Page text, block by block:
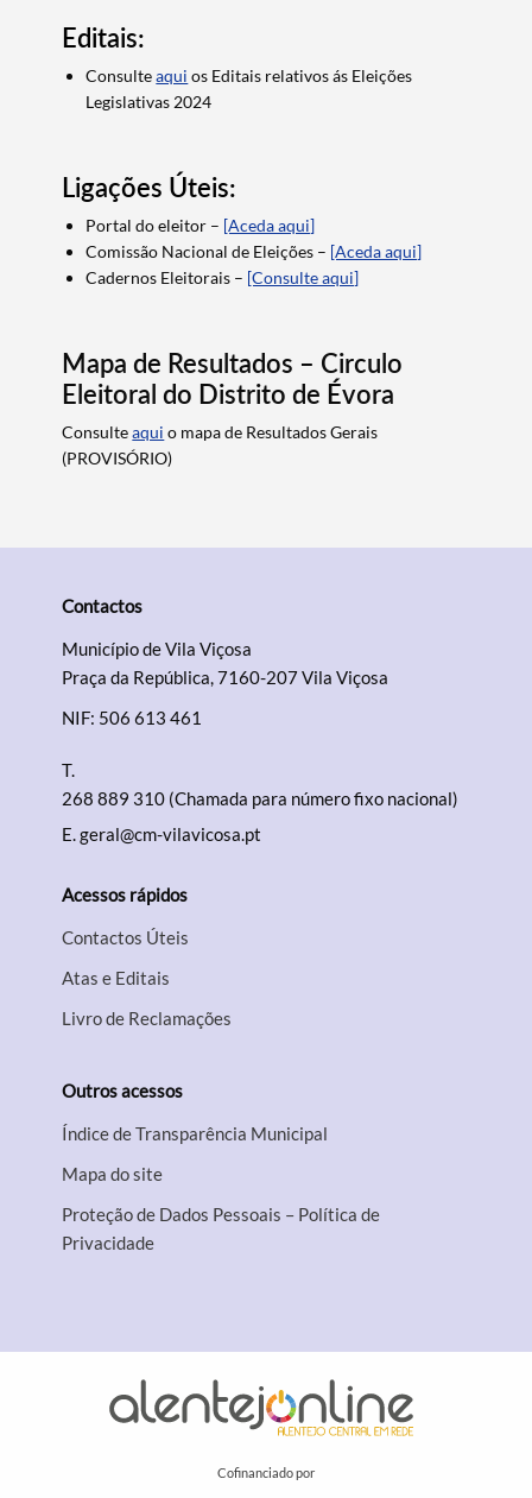
Termo de Pesquisa
Categorias gerais
Filtros
Editais:
Consulteaqui os Editais relativos ás Eleições
Legislativas 2024
Ligações Úteis:
Portal do eleitor – [Aceda aqui]
Comissão Nacional de Eleições – [Aceda aqui]
Cadernos Eleitorais – [Consulte aqui]
Mapa de Resultados – Circulo
Eleitoral do Distrito de Évora
Consulteaqui o mapa de Resultados Gerais
(PROVISÓRIO)
Contactos
Município de Vila Viçosa
Praça da República, 7160-207 Vila Viçosa
NIF: 506 613 461
T.
268 889 310 (Chamada para número fixo nacional)
E.geral@cm-vilavicosa.pt
Acessos rápidos
Contactos Úteis
Atas e Editais
Livro de Reclamações
Outros acessos
Índice de Transparência Municipal
Mapa do site
Proteção de Dados Pessoais – Política de
Privacidade
Cofinanciado por